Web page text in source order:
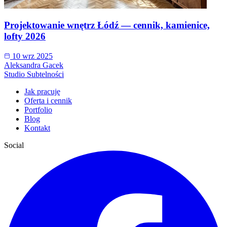
Projektowanie wnętrz Łódź — cennik, kamienice,
lofty 2026
10 wrz 2025
Aleksandra Gacek
Studio Subtelności
Jak pracuję
Oferta i cennik
Portfolio
Blog
Kontakt
Social